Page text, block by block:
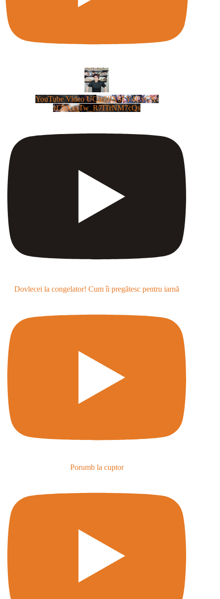
YouTube Video UCm5llXSLY4CyCX-
zC8XosTw_R7ITrNM7cQs
Dovlecei la congelator! Cum îi pregătesc pentru iarnă
Porumb la cuptor